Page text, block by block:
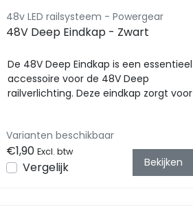
48v LED railsysteem - Powergear
48V Deep Eindkap - Zwart
De 48V Deep Eindkap is een essentieel
accessoire voor de 48V Deep
railverlichting. Deze eindkap zorgt voor
Varianten beschikbaar
€1,90 Excl. btw
Vergelijk Bekijken